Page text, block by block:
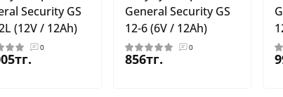
Security GS
(12V / 12Ah)
0
General Security GS
12-6 (6V / 12Ah)
0
856тг.